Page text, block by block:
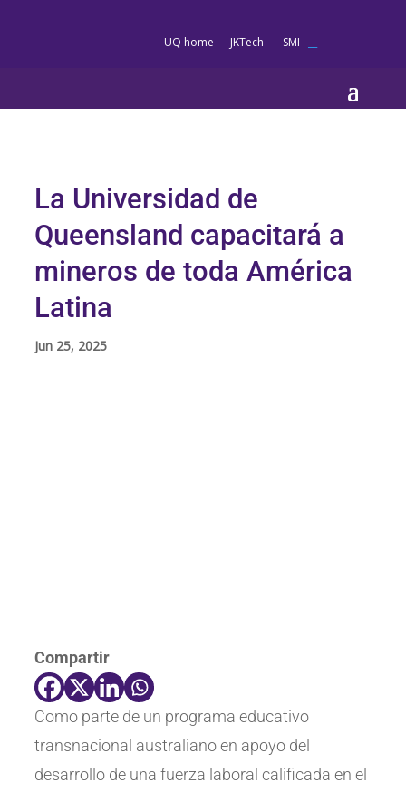
UQ home JKTech SMI
La Universidad de
Queensland capacitará a
mineros de toda América
Latina
Jun 25, 2025
Compartir
Como parte de un programa educativo
transnacional australiano en apoyo del
desarrollo de una fuerza laboral calificada en el